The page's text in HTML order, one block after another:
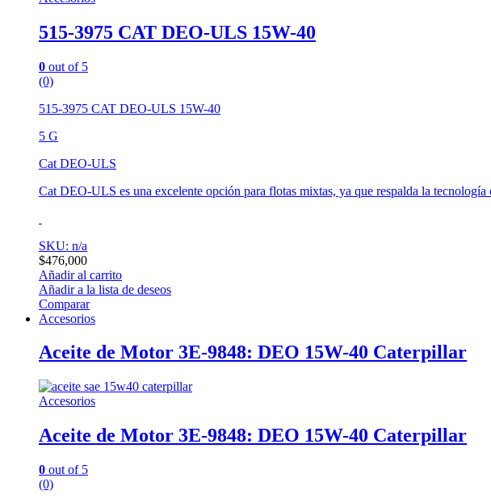
515-3975 CAT DEO-ULS 15W-40
0 out of 5
(0)
515-3975 CAT DEO-ULS 15W-40
5 G
Cat DEO-ULS
Cat DEO-ULS es una excelente opción para flotas mixtas, ya que respalda la
SKU: n/a
$476,000
Añadir al carrito
Añadir a la lista de deseos
Comparar
Accesorios
Aceite de Motor 3E-9848: DEO 15W-40 Caterpillar
Accesorios
Aceite de Motor 3E-9848: DEO 15W-40 Caterpillar
0 out of 5
(0)